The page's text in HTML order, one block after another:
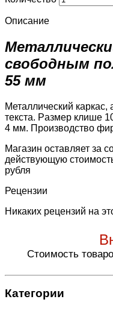
Описание
свободным
55 мм
Металлический
текста. Pазмер клише
4 мм. Производство
Магазин оставляет за
действующую
рубля
Рецензии
Никаких рецензий на
Стоимость
Категории